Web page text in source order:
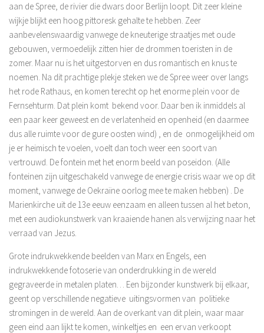
aan de Spree, de rivier die dwars door Berlijn loopt. Dit zeer kleine
wijkje blijkt een hoog pittoresk gehalte te hebben. Zeer
aanbevelenswaardig vanwege de kneuterige straatjes met oude
gebouwen, vermoedelijk zitten hier de drommen toeristen in de
zomer. Maar nu is het uitgestorven en dus romantisch en knus te
noemen. Na dit prachtige plekje steken we de Spree weer over langs
het rode Rathaus, en komen terecht op het enorme plein voor de
Fernsehturm. Dat plein komt bekend voor. Daar ben ik inmiddels al
een paar keer geweest en de verlatenheid en openheid (en daarmee
dus alle ruimte voor de gure oosten wind) , en de onmogelijkheid om
je er heimisch te voelen, voelt dan toch weer een soort van
vertrouwd. De fontein met het enorm beeld van poseidon. (Alle
fonteinen zijn uitgeschakeld vanwege de energie crisis waar we op dit
moment, vanwege de Oekraïne oorlog mee te maken hebben) . De
Marienkirche uit de 13e eeuw eenzaam en alleen tussen al het beton,
met een audiokunstwerk van kraaiende hanen als verwijzing naar het
verraad van Jezus.
Grote indrukwekkende beelden van Marx en Engels, een
indrukwekkende fotoserie van onderdrukking in de wereld
gegraveerde in metalen platen… Een bijzonder kunstwerk bij elkaar,
geent op verschillende negatieve uitingsvormen van politieke
stromingen in de wereld. Aan de overkant van dit plein, waar maar
geen eind aan lijkt te komen, winkeltjes en een ervan verkoopt